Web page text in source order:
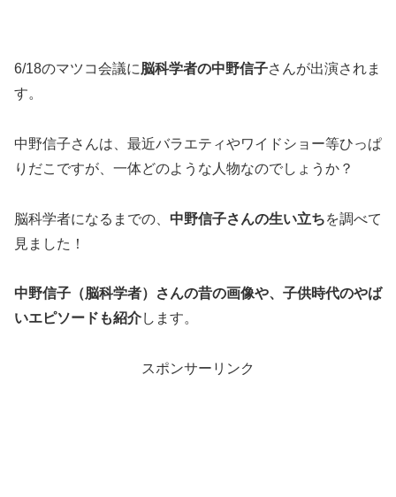
6/18のマツコ会議に脳科学者の中野信子さんが出演されま
す。
中野信子さんは、最近バラエティやワイドショー等ひっぱ
りだこですが、一体どのような人物なのでしょうか？
脳科学者になるまでの、 中野信子さんの生い立ちを調べて
見ました！
中野信子（脳科学者）さんの昔の画像や、子供時代のやば
いエピソードも紹介します。
スポンサーリンク